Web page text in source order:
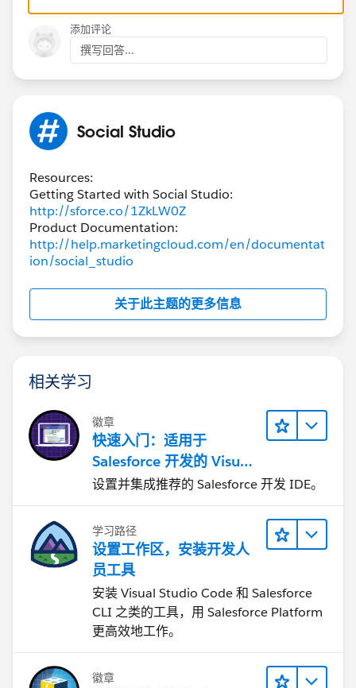
添加评论
撰写回答...
Social Studio
Resources:
Getting Started with Social Studio:
http://sforce.co/1ZkLW0Z
Product Documentation:
http://help.marketingcloud.com/en/documentat
ion/social_studio
关于此主题的更多信息
相关学习
徽章
快速入门：适用于
Salesforce 开发的 Visual
Studio Code
设置并集成推荐的 Salesforce 开发 IDE。
学习路径
设置工作区，安装开发人
员工具
安装 Visual Studio Code 和 Salesforce
CLI 之类的工具，用 Salesforce Platform
更高效地工作。
徽章